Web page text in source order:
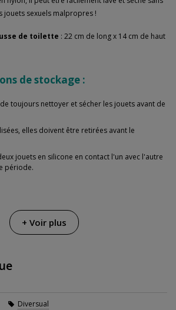
jouets sexuels malpropres !
de toilette : 22 cm de long x 14 cm de haut
de stockage :
toujours nettoyer et sécher les jouets avant de
elles doivent être retirées avant le
jouets en silicone en contact l'un avec l'autre
période.
+ Voir plus
Diversual